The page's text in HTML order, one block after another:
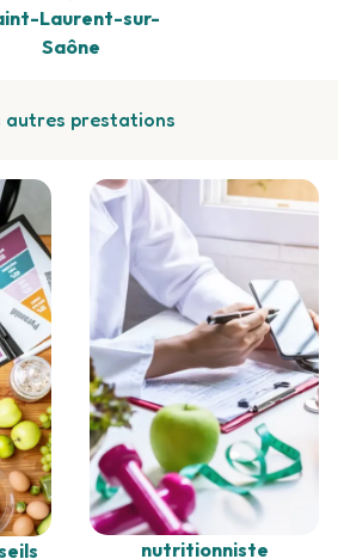
Laurent-sur-
Saône
autres prestations
nutritionniste